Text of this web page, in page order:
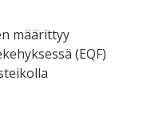
määrittyy
(EQF)